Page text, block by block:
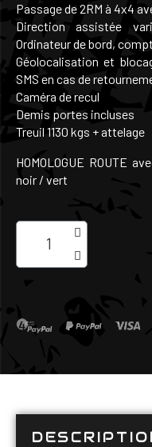
Passage de 2RM à 4x4
Direction assistée
Ordinateur de bord,
Géolocalisation et
SMS en cas de
Caméra de recul
Demis portes incluses
Treuil 1130 kgs + attelage
HOMOLOGUE ROUTE
noir / vert